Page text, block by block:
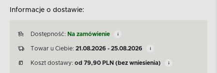
Informacje o dostawie:
Dostępność: Na zamówienie
Towar u Ciebie: 21.08.2026 - 25.08.2026
Koszt dostawy: od 79,90 PLN (bez wniesienia)